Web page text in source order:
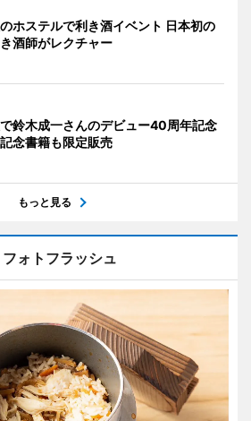
ホステルで利き酒イベント 日本初の
酒師がレクチャー
鈴木成一さんのデビュー40周年記念
念書籍も限定販売
もっと見る
フォトフラッシュ